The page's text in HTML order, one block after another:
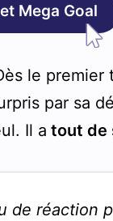
Mega Goal
le
par sa
Il a tout de
de réaction